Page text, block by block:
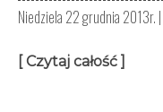
Niedziela 22 grudnia 2013r. |
[ Czytaj całość ]